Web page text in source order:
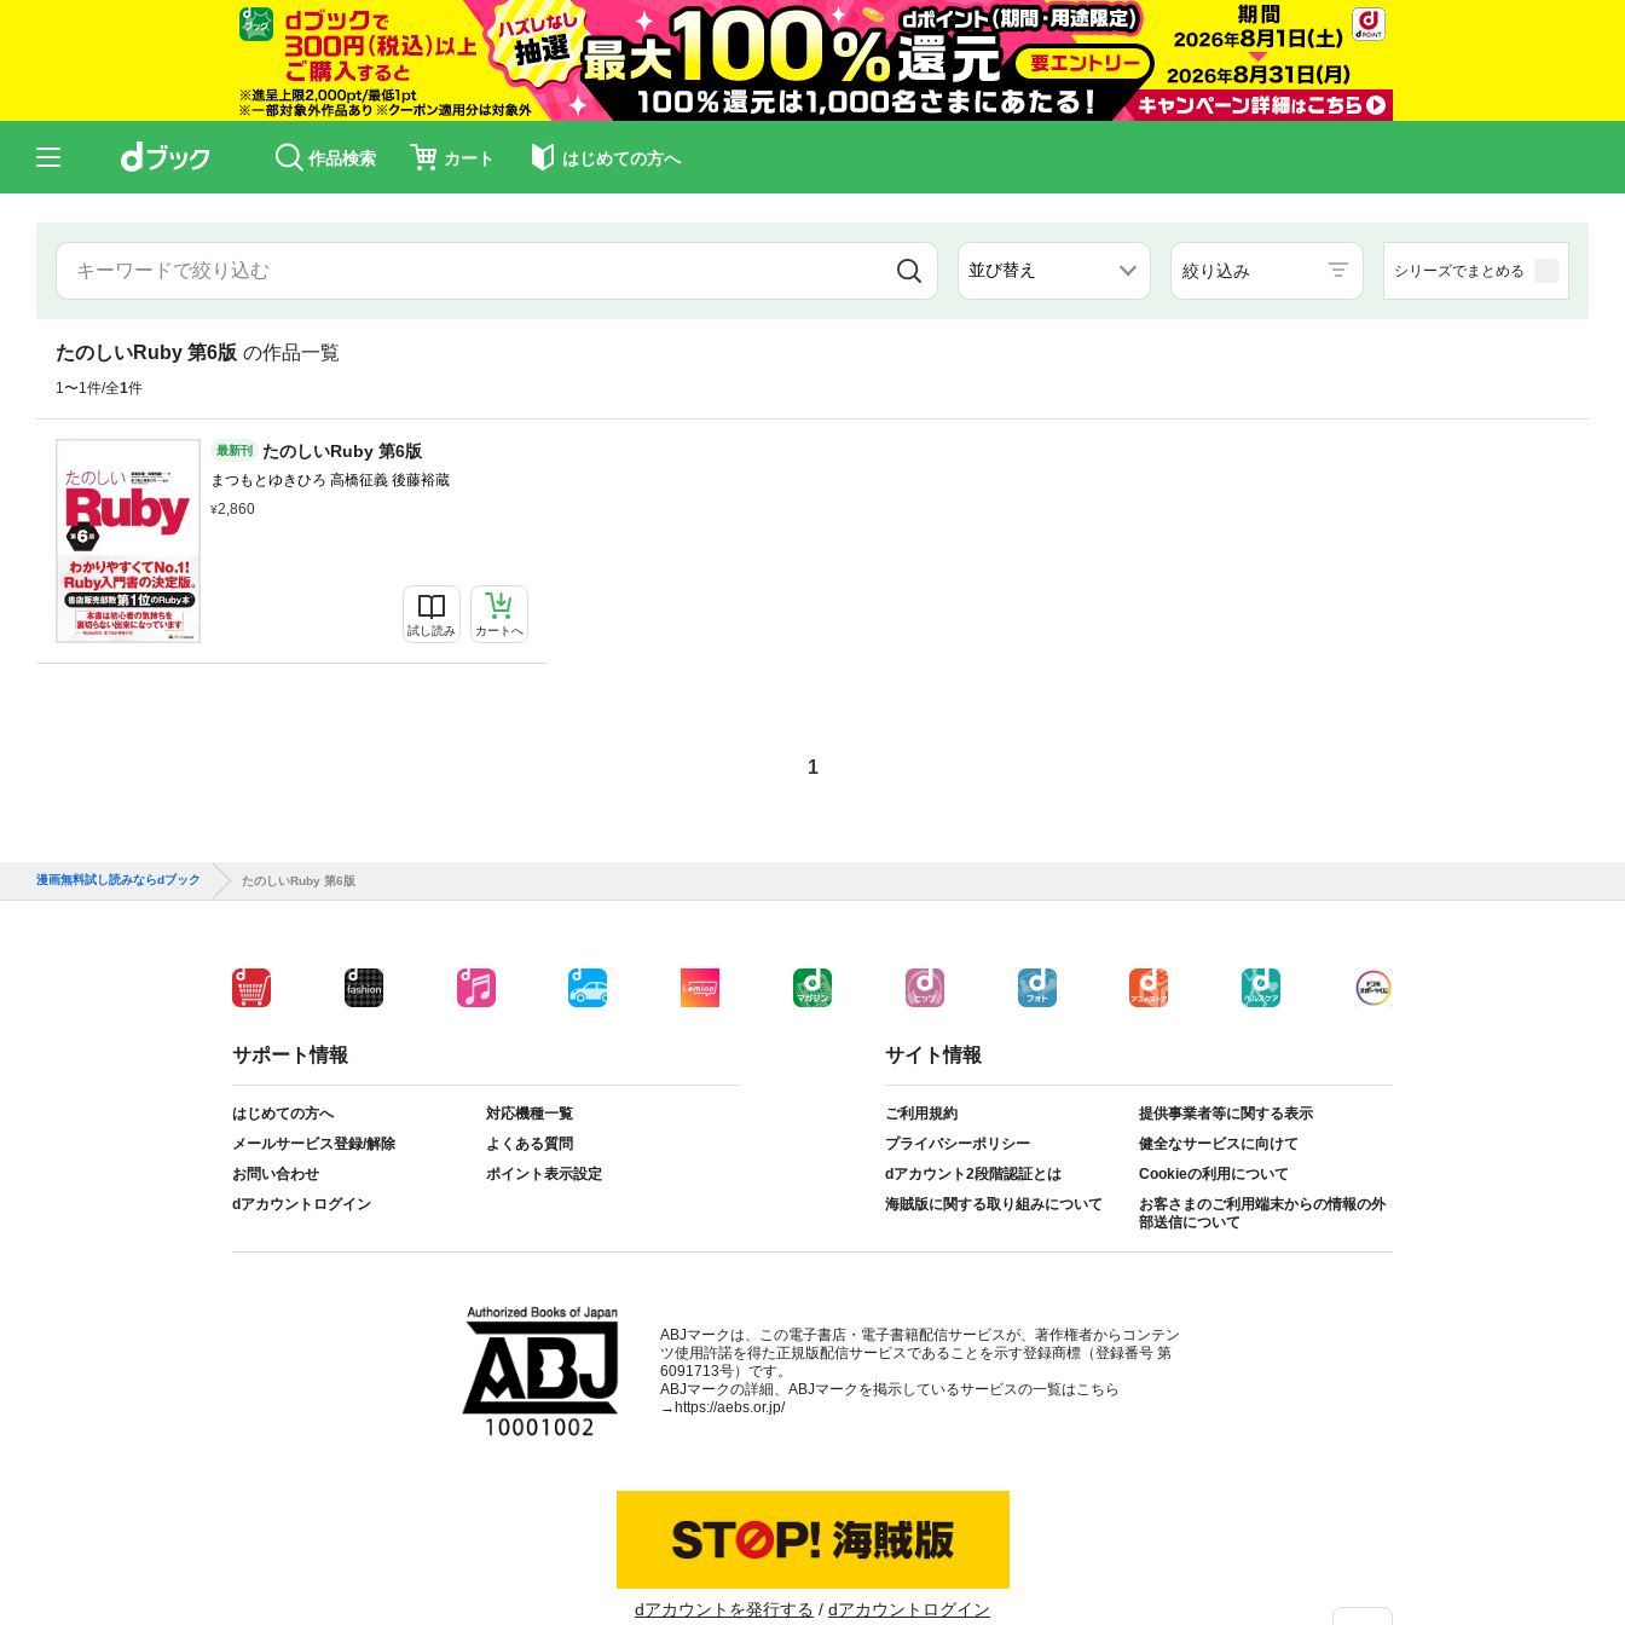
作品検索 カート はじめての方へ
絞り込み シリーズでまとめる
たのしいRuby 第6版 の作品一覧
1〜1件/全1件
最新刊 たのしいRuby 第6版
まつもとゆきひろ 高橋征義 後藤裕蔵
2,860
試し読み カートへ
1
漫画無料試し読みならdブック たのしいRuby 第6版
サポート情報
はじめての方へ
対応機種一覧
メールサービス登録/解除
よくある質問
お問い合わせ
ポイント表示設定
dアカウントログイン
サイト情報
ご利用規約
提供事業者等に関する表示
プライバシーポリシー
健全なサービスに向けて
dアカウント2段階認証とは
Cookieの利用について
海賊版に関する取り組みについて
お客さまのご利用端末からの情報の外
部送信について
ABJマークは、この電子書店・電子書籍配信サービスが、著作権者からコンテン
ツ使用許諾を得た正規版配信サービスであることを示す登録商標（登録番号 第
6091713号）です。
ABJマークの詳細、ABJマークを掲示しているサービスの一覧はこちら
→https://aebs.or.jp/
dアカウントを発行する dアカウントログイン